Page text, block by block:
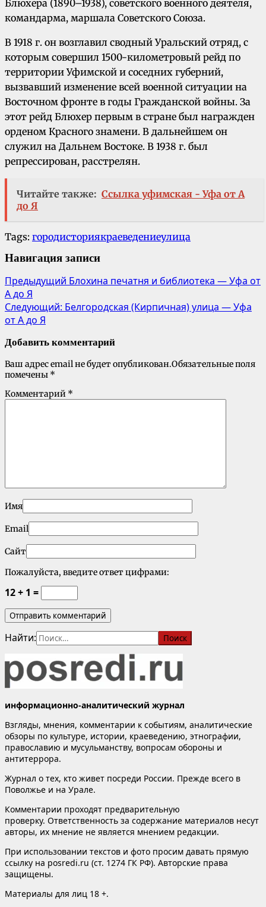
Блюхера (1890–1938), советского военного деятеля,
командарма, маршала Советского Союза.
В 1918 г. он возглавил сводный Уральский отряд, с
которым совершил 1500-километровый рейд по
территории Уфимской и соседних губерний,
вызвавший изменение всей военной ситуации на
Восточном фронте в годы Гражданской войны. За
этот рейд Блюхер первым в стране был награжден
орденом Красного знамени. В дальнейшем он
служил на Дальнем Востоке. В 1938 г. был
репрессирован, расстрелян.
Читайте также: Ссылка уфимская - Уфа от А
до Я
Tags: городисториякраеведениеулица
Навигация записи
Предыдущий Блохина печатня и библиотека — Уфа от
А до Я
Следующий: Белгородская (Кирпичная) улица — Уфа
от А до Я
Добавить комментарий
Ваш адрес email не будет опубликован.Обязательные поля
помечены *
Комментарий *
Имя
Email
Сайт
Пожалуйста, введите ответ цифрами:
12 + 1 =
Найти:
информационно-аналитический журнал
Взгляды, мнения, комментарии к событиям, аналитические
обзоры по культуре, истории, краеведению, этнографии,
православию и мусульманству, вопросам обороны и
антитеррора.
Журнал о тех, кто живет посреди России. Прежде всего в
Поволжье и на Урале.
Комментарии проходят предварительную
проверку. Ответственность за содержание материалов несут
авторы, их мнение не является мнением редакции.
При использовании текстов и фото просим давать прямую
ссылку на posredi.ru (ст. 1274 ГК РФ). Авторские права
защищены.
Материалы для лиц 18 +.